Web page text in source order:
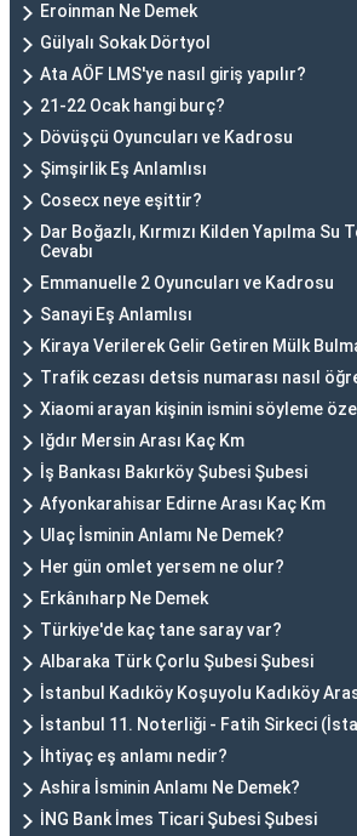
Eroinman Ne Demek
Gülyalı Sokak Dörtyol
Ata AÖF LMS'ye nasıl giriş yapılır?
21-22 Ocak hangi burç?
Dövüşçü Oyuncuları ve Kadrosu
Şimşirlik Eş Anlamlısı
Cosecx neye eşittir?
Dar Boğazlı, Kırmızı Kilden Yapılma Su
Cevabı
Emmanuelle 2 Oyuncuları ve Kadrosu
Sanayi Eş Anlamlısı
Kiraya Verilerek Gelir Getiren Mülk
Trafik cezası detsis numarası nasıl
Xiaomi arayan kişinin ismini söyleme
Iğdır Mersin Arası Kaç Km
İş Bankası Bakırköy Şubesi Şubesi
Afyonkarahisar Edirne Arası Kaç Km
Ulaç İsminin Anlamı Ne Demek?
Her gün omlet yersem ne olur?
Erkânıharp Ne Demek
Türkiye'de kaç tane saray var?
Albaraka Türk Çorlu Şubesi Şubesi
İstanbul Kadıköy Koşuyolu Kadıköy
İstanbul 11. Noterliği - Fatih Sirkeci
İhtiyaç eş anlamı nedir?
Ashira İsminin Anlamı Ne Demek?
İNG Bank İmes Ticari Şubesi Şubesi